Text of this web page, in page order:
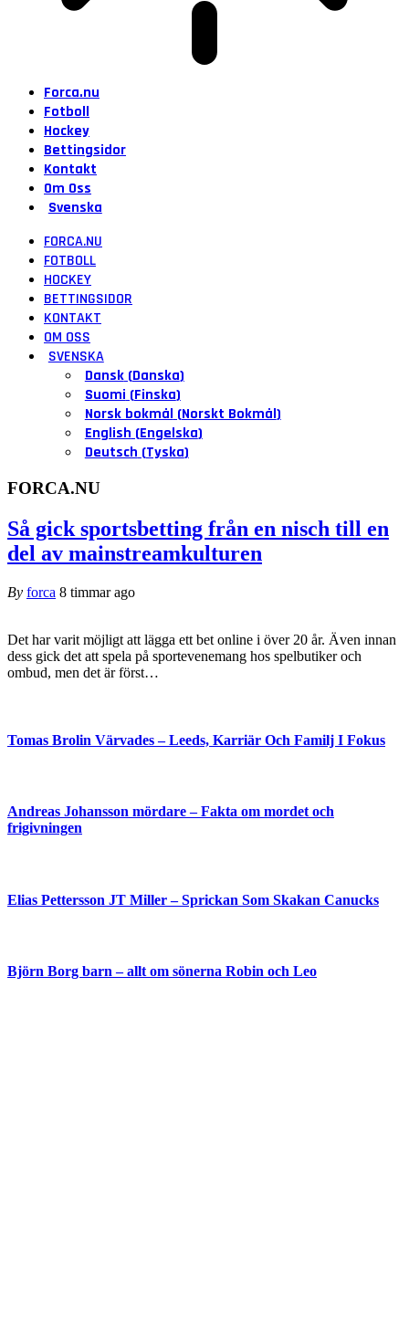
Forca.nu
Fotboll
Hockey
Bettingsidor
Kontakt
Om Oss
Svenska
FORCA.NU
FOTBOLL
HOCKEY
BETTINGSIDOR
KONTAKT
OM OSS
SVENSKA
Dansk(Danska)
Suomi (Finska)
Norsk bokmål (Norskt Bokmål)
English (Engelska)
Deutsch (Tyska)
FORCA.NU
Så gick sportsbetting från en nisch till en
del av mainstreamkulturen
By forca 8 timmar ago
Det har varit möjligt att lägga ett bet online i över 20 år. Även innan
dess gick det att spela på sportevenemang hos spelbutiker och
ombud, men det är först…
Tomas Brolin Värvades – Leeds, Karriär Och Familj I Fokus
Andreas Johansson mördare – Fakta om mordet och
frigivningen
Elias Pettersson JT Miller – Sprickan Som Skakan Canucks
Björn Borg barn – allt om sönerna Robin och Leo